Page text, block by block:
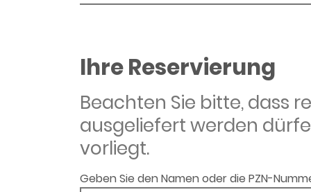
Ihre Reservierung
Beachten Sie bitte, dass
ausgeliefert werden
vorliegt.
Geben Sie den Namen oder die PZN-